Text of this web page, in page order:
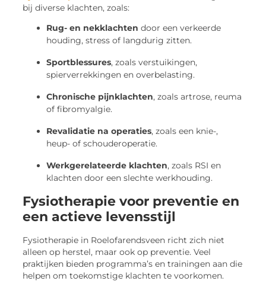
bij diverse klachten, zoals:
Rug- en nekklachten door een verkeerde
houding, stress of langdurig zitten.
Sportblessures, zoals verstuikingen,
spierverrekkingen en overbelasting.
Chronische pijnklachten, zoals artrose, reuma
of fibromyalgie.
Revalidatie na operaties, zoals een knie-,
heup- of schouderoperatie.
Werkgerelateerde klachten, zoals RSI en
klachten door een slechte werkhouding.
Fysiotherapie voor preventie en
een actieve levensstijl
Fysiotherapie in Roelofarendsveen richt zich niet
alleen op herstel, maar ook op preventie. Veel
praktijken bieden programma’s en trainingen aan die
helpen om toekomstige klachten te voorkomen.